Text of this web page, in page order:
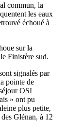
commun, la
les eaux
échoué à
sur la
Finistère sud.
signalés par
pointe de
OSI
» ont pu
plus petite,
Glénan, à 12